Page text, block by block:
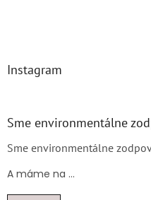
Instagram
Sme environmentálne
Sme environmentálne
A máme na ...